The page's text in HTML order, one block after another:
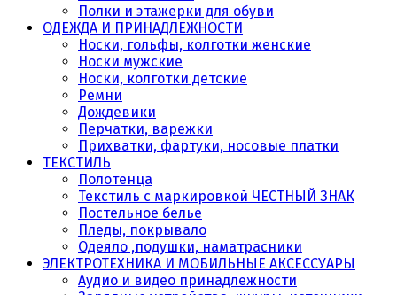
Полки и этажерки для обуви
ОДЕЖДА И ПРИНАДЛЕЖНОСТИ
Носки, гольфы, колготки женские
Носки мужские
Носки, колготки детские
Ремни
Дождевики
Перчатки, варежки
Прихватки, фартуки, носовые платки
ТЕКСТИЛЬ
Полотенца
Текстиль с маркировкой ЧЕСТНЫЙ ЗНАК
Постельное белье
Пледы, покрывало
Одеяло ,подушки, наматрасники
ЭЛЕКТРОТЕХНИКА И МОБИЛЬНЫЕ АКСЕССУАРЫ
Аудио и видео принадлежности